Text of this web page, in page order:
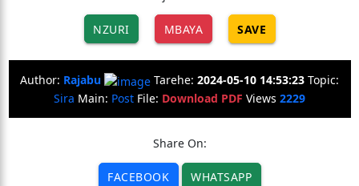
NZURI MBAYA SAVE
Author: Rajabu Tarehe: 2024-05-10 14:53:23 Topic:
Sira Main: Post File: Download PDF Views 2229
Share On:
FACEBOOK WHATSAPP